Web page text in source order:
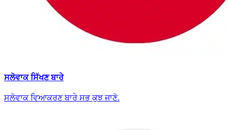
ਸਲੋਵਾਕ ਸਿੱਖਣ ਬਾਰੇ
ਸਲੋਵਾਕ ਵਿਆਕਰਣ ਬਾਰੇ ਸਭ ਕੁਝ ਜਾਣੋ.